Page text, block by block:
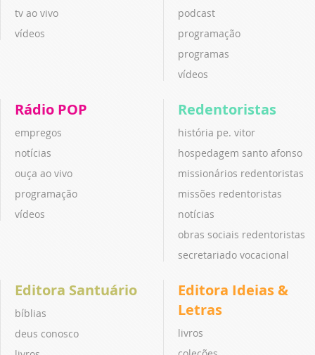
tv ao vivo
vídeos
podcast
programação
programas
vídeos
Rádio POP
empregos
notícias
ouça ao vivo
programação
vídeos
Redentoristas
história pe. vitor
hospedagem santo afonso
missionários redentoristas
missões redentoristas
notícias
obras sociais redentoristas
secretariado vocacional
Editora Santuário
bíblias
deus conosco
Editora Ideias &
Letras
livros